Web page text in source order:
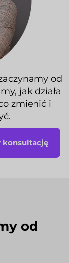
od
jak działa
zmienić i
konsultację
od